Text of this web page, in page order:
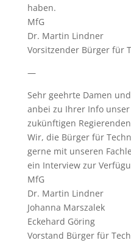
haben.
MfG
Dr. Martin Lindner
Vorsitzender Bürger für
—
Sehr geehrte Damen
anbei zu Ihrer Info
zukünftigen
Wir, die Bürger für
gerne mit unseren
ein Interview zur
MfG
Dr. Martin Lindner
Johanna Marszalek
Eckehard Göring
Vorstand Bürger für